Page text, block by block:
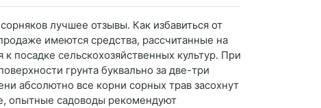
лучшее отзывы. Как избавиться от
имеются средства, рассчитанные на
посадке сельскохозяйственных культур. При
грунта буквально за две-три
абсолютно все корни сорных трав засохнут
опытные садоводы рекомендуют